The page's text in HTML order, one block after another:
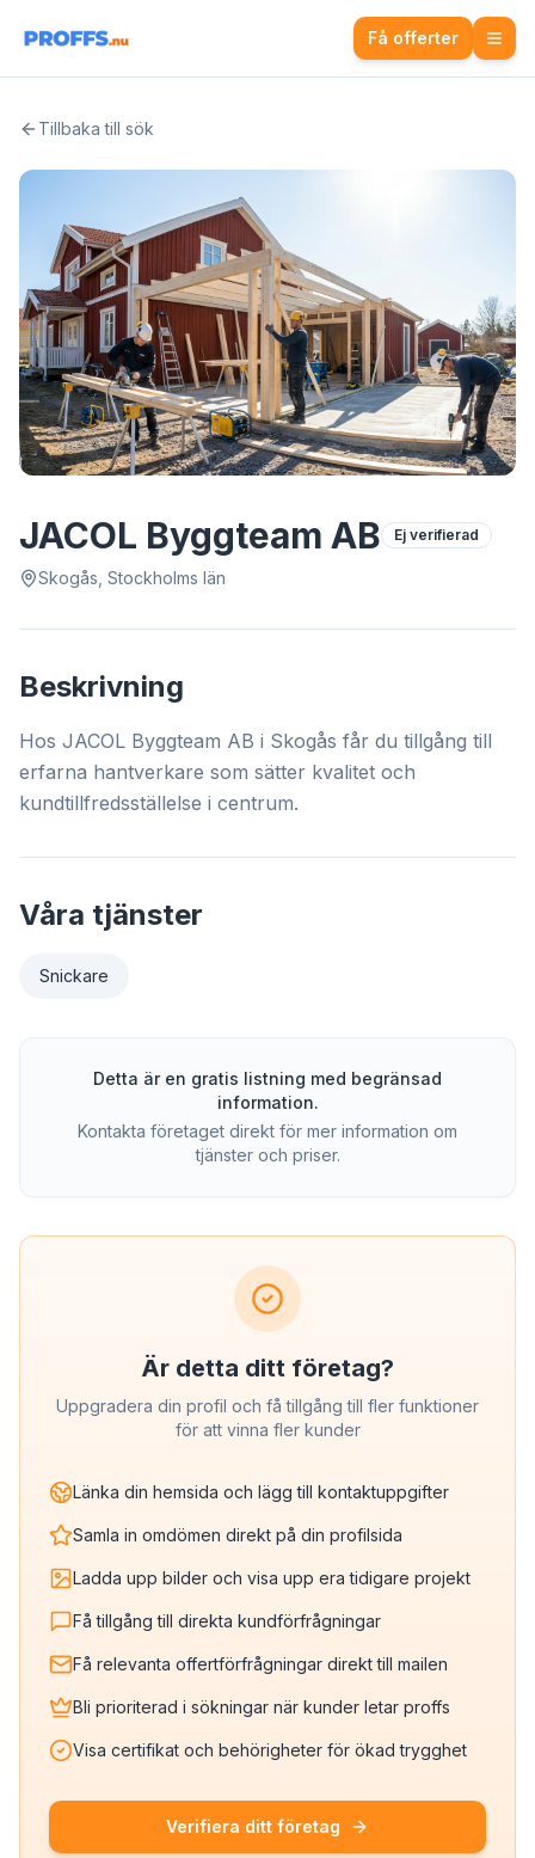
Få offerter
Tillbaka till sök
JACOL Byggteam AB Ej verifierad
Skogås, Stockholms län
Beskrivning
Hos JACOL Byggteam AB i Skogås får du tillgång till
erfarna hantverkare som sätter kvalitet och
kundtillfredsställelse i centrum.
Våra tjänster
Snickare
Detta är en gratis listning med begränsad
information.
Kontakta företaget direkt för mer information om
tjänster och priser.
Är detta ditt företag?
Uppgradera din profil och få tillgång till fler funktioner
för att vinna fler kunder
Länka din hemsida och lägg till kontaktuppgifter
Samla in omdömen direkt på din profilsida
Ladda upp bilder och visa upp era tidigare projekt
Få tillgång till direkta kundförfrågningar
Få relevanta offertförfrågningar direkt till mailen
Bli prioriterad i sökningar när kunder letar proffs
Visa certifikat och behörigheter för ökad trygghet
Verifiera ditt företag